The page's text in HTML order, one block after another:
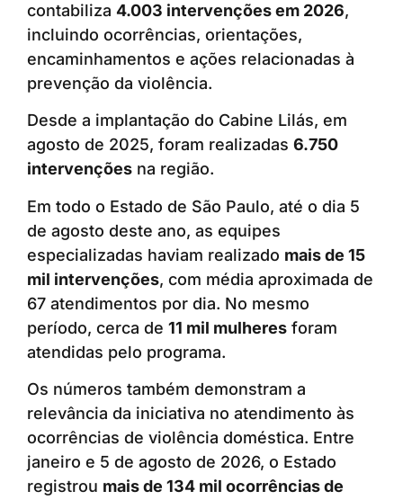
contabiliza 4.003 intervenções em 2026,
incluindo ocorrências, orientações,
encaminhamentos e ações relacionadas à
prevenção da violência.
Desde a implantação do Cabine Lilás, em
agosto de 2025, foram realizadas 6.750
intervenções na região.
Em todo o Estado de São Paulo, até o dia 5
de agosto deste ano, as equipes
especializadas haviam realizado mais de 15
mil intervenções, com média aproximada de
67 atendimentos por dia. No mesmo
período, cerca de 11 mil mulheres foram
atendidas pelo programa.
Os números também demonstram a
relevância da iniciativa no atendimento às
ocorrências de violência doméstica. Entre
janeiro e 5 de agosto de 2026, o Estado
registrou mais de 134 mil ocorrências de